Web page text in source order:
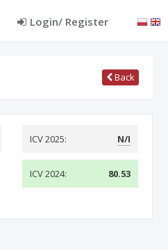
Login/ Register
Back
ICV 2025: N/I
ICV 2024: 80.53